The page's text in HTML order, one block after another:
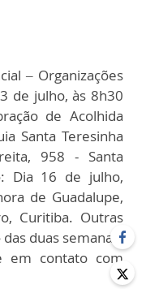
– Organizações
de julho, às 8h30
de Acolhida
Santa Teresinha
958 - Santa
Dia 16 de julho,
de Guadalupe,
Curitiba. Outras
duas semanas.
em contato com